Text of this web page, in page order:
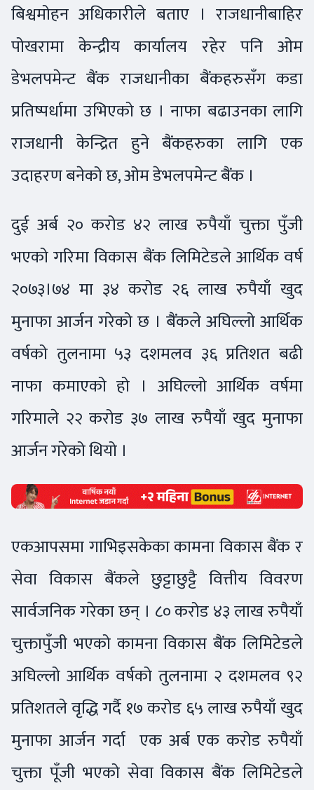
बिश्वमोहन अधिकारीले बताए । राजधानीबाहिर
पोखरामा केन्द्रीय कार्यालय रहेर पनि ओम
डेभलपमेन्ट बैंक राजधानीका बैंकहरुसँग कडा
प्रतिष्पर्धामा उभिएको छ । नाफा बढाउनका लागि
राजधानी केन्द्रित हुने बैंकहरुका लागि एक
उदाहरण बनेको छ, ओम डेभलपमेन्ट बैंक ।
दुई अर्ब २० करोड ४२ लाख रुपैयाँ चुक्ता पुँजी
भएको गरिमा विकास बैंक लिमिटेडले आर्थिक वर्ष
२०७३।७४ मा ३४ करोड २६ लाख रुपैयाँ खुद
मुनाफा आर्जन गरेको छ । बैंकले अघिल्लो आर्थिक
वर्षको तुलनामा ५३ दशमलव ३६ प्रतिशत बढी
नाफा कमाएको हो । अघिल्लो आर्थिक वर्षमा
गरिमाले २२ करोड ३७ लाख रुपैयाँ खुद मुनाफा
आर्जन गरेको थियो ।
एकआपसमा गाभिइसकेका कामना विकास बैंक र
सेवा विकास बैंकले छुट्टाछुट्टै वित्तीय विवरण
सार्वजनिक गरेका छन् । ८० करोड ४३ लाख रुपैयाँ
चुक्तापुँजी भएको कामना विकास बैंक लिमिटेडले
अघिल्लो आर्थिक वर्षको तुलनामा २ दशमलव ९२
प्रतिशतले वृद्धि गर्दै १७ करोड ६५ लाख रुपैयाँ खुद
मुनाफा आर्जन गर्दा एक अर्ब एक करोड रुपैयाँ
चुक्ता पूँजी भएको सेवा विकास बैंक लिमिटेडले